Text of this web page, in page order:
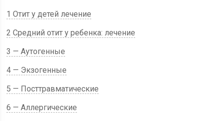
1 Отит у детей лечение
2 Средний отит у ребенка: лечение
3 — Аутогенные
4 — Экзогенные
5 — Посттравматические
6 — Аллергические